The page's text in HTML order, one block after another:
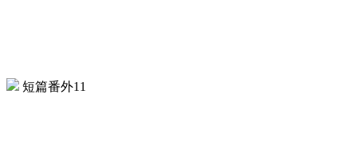
短篇番外11